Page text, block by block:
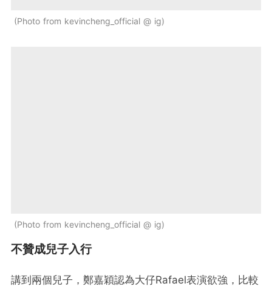
Photo from kevincheng_official @ ig
Photo from kevincheng_official @ ig
不贊成兒子入行
講到兩個兒子，鄭嘉穎認為大仔Rafael表演欲強，比較